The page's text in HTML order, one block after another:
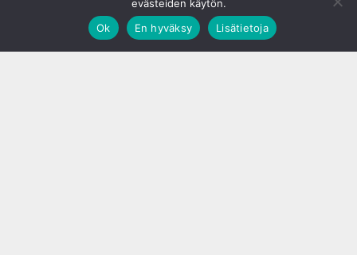
evästeiden käytön.
Ok
En hyväksy Lisätietoja